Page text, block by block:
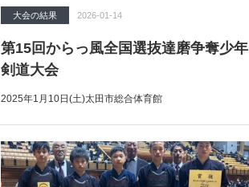
大会の結果 2026-01-14
第15回からっ風全国選抜達磨争奪少年
剣道大会
2025年1月10日(土)太田市総合体育館